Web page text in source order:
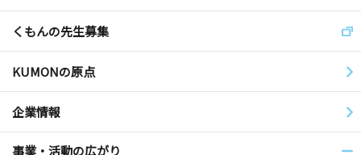
くもんの先生募集
KUMONの原点
企業情報
事業・活動の広がり